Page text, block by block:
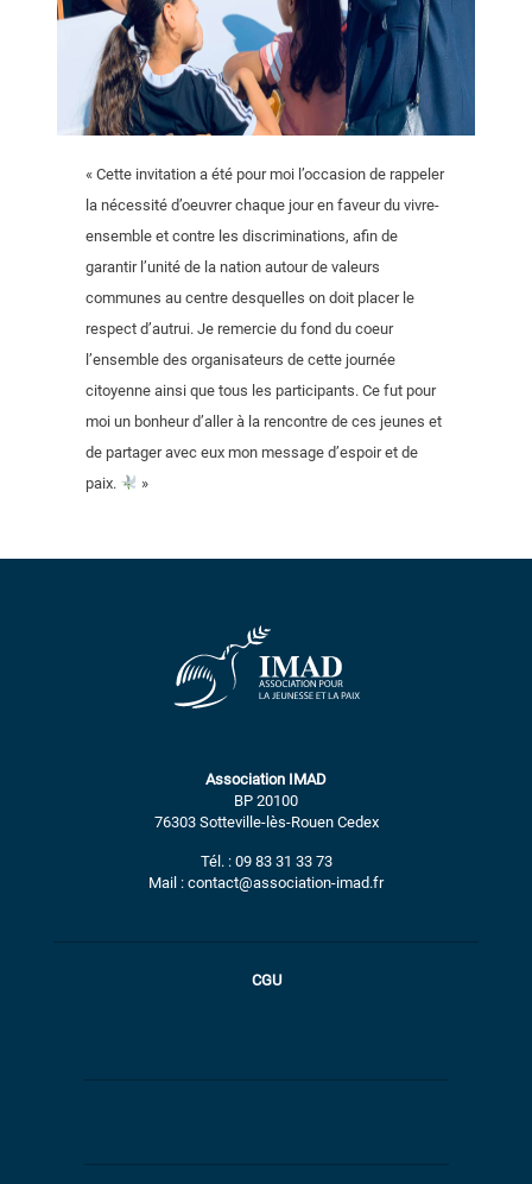
« Cette invitation a été pour moi l’occasion de rappeler
la nécessité d’oeuvrer chaque jour en faveur du vivre-
ensemble et contre les discriminations, afin de
garantir l’unité de la nation autour de valeurs
communes au centre desquelles on doit placer le
respect d’autrui. Je remercie du fond du coeur
l’ensemble des organisateurs de cette journée
citoyenne ainsi que tous les participants. Ce fut pour
moi un bonheur d’aller à la rencontre de ces jeunes et
de partager avec eux mon message d’espoir et de
paix.
»
Association IMAD
BP 20100
76303 Sotteville-lès-Rouen Cedex
Tél. : 09 83 31 33 73
Mail : contact@association-imad.fr
CGU